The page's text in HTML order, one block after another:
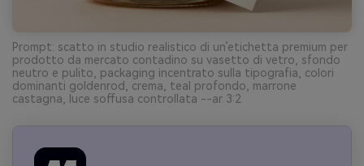
Prompt: scatto in studio realistico di un’etichetta premium per
prodotto da mercato contadino su vasetto di vetro, sfondo
neutro e pulito, packaging incentrato sulla tipografia, colori
dominanti goldenrod, crema, teal profondo, marrone
castagna, luce soffusa controllata --ar 3:2